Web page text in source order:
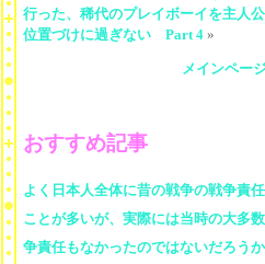
行った、稀代のプレイボーイを主人
位置づけに過ぎない Part 4 »
メインペー
おすすめ記事
よく日本人全体に昔の戦争の戦争責
ことが多いが、実際には当時の大多
争責任もなかったのではないだろう